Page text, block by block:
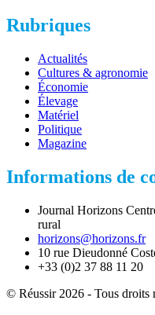
Rubriques
Actualités
Cultures & agronomie
Économie
Élevage
Matériel
Politique
Magazine
Informations de
Journal Horizons
rural
horizons@horizons.fr
10 rue Dieudonné
+33 (0)2 37 88 11 20
© Réussir 2026 - Tous droits